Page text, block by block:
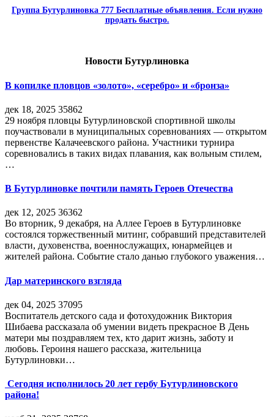
Группа Бутурлиновка 777 Бесплатные объявления. Если нужно
продать быстро.
Новости Бутурлиновка
В копилке пловцов «золото», «серебро» и «бронза»
дек 18, 2025 35862
29 ноября пловцы Бутурлиновской спортивной школы
поучаствовали в муниципальных соревнованиях — открытом
первенстве Калачеевского района. Участники турнира
соревновались в таких видах плавания, как вольным стилем,
…
В Бутурлиновке почтили память Героев Отечества
дек 12, 2025 36362
Во вторник, 9 декабря, на Аллее Героев в Бутурлиновке
состоялся торжественный митинг, собравший представителей
власти, духовенства, военнослужащих, юнармейцев и
жителей района. Событие стало данью глубокого уважения…
Дар материнского взгляда
дек 04, 2025 37095
Воспитатель детского сада и фотохудожник Виктория
Шибаева рассказала об умении видеть прекрасное В День
матери мы поздравляем тех, кто дарит жизнь, заботу и
любовь. Героиня нашего рассказа, жительница
Бутурлиновки…
Сегодня исполнилось 20 лет гербу Бутурлиновского
района!